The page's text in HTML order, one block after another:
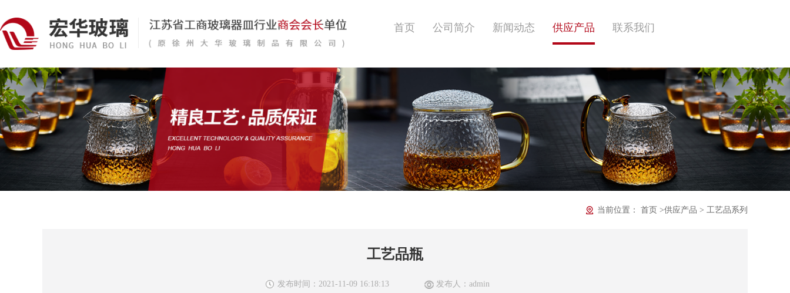
首页 公司简介 新闻动态 供应产品 联系我们
当前位置： 首页 >供应产品 > 工艺品系列
工艺品瓶
发布时间：2021-11-09 16:18:13 发布人：admin